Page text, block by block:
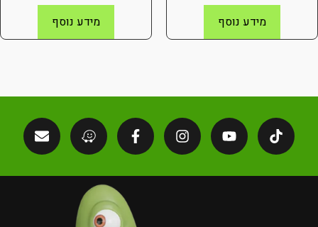
מידע נוסף מידע נוסף